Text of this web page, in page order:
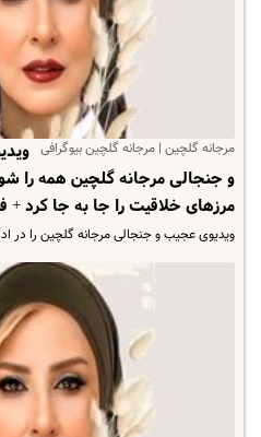
مرجانه گلچین | مرجانه گلچین بیوگرافی
و جنجالی مرجانه گلچین همه را
مرزهای خلاقیت را جا به جا کرد +
ویدیوی عجیب و جنجالی مرجانه گلچین را در